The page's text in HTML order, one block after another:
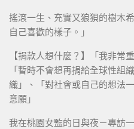
搖滾一生、充實又狼狽的樹木
自己喜歡的樣子。」
【捐款人想什麼？】「我非常
「暫時不會想再捐給全球性組
織」、「對社會或自己的想法
意願」
我在桃園女監的日與夜－專訪